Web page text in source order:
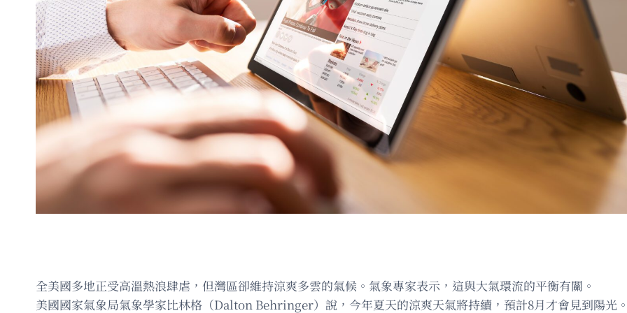
全美國多地正受高溫熱浪肆虐，但灣區卻維持涼爽多雲的氣候。氣象專家表示，這與大氣環流的平衡有關。
美國國家氣象局氣象學家比林格（Dalton Behringer）說，今年夏天的涼爽天氣將持續，預計8月才會見到陽光